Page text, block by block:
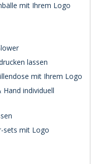
mit Ihrem Logo
lassen
mit Ihrem Logo
individuell
sets mit Logo